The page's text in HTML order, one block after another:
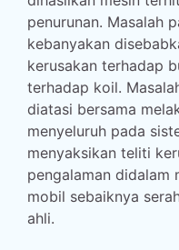
penurunan. Masalah
kebanyakan
kerusakan terhadap
terhadap koil.
diatasi bersama
menyeluruh pada
menyaksikan teliti
pengalaman didalam
mobil sebaiknya
ahli.